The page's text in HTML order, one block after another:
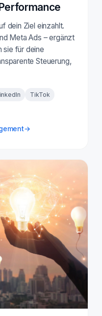
dein Ziel einzahlt.
Meta Ads – ergänzt
sie für deine
Steuerung,
TikTok
→